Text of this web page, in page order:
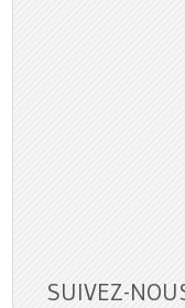
SUIVEZ-